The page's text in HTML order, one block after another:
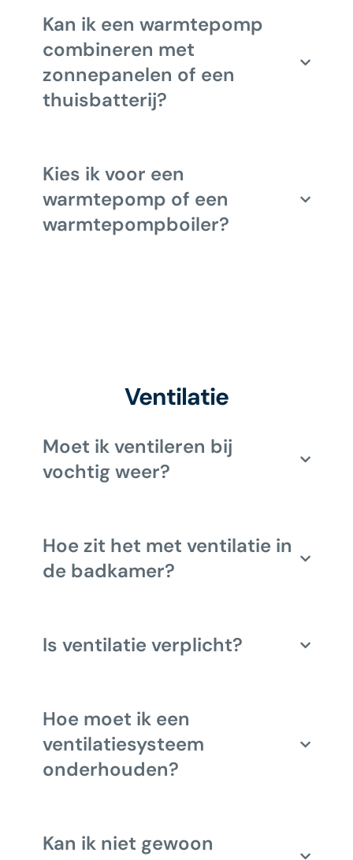
Kan ik een warmtepomp
combineren met
zonnepanelen of een
thuisbatterij?
Kies ik voor een
warmtepomp of een
warmtepompboiler?
Ventilatie
Moet ik ventileren bij
vochtig weer?
Hoe zit het met ventilatie in
de badkamer?
Is ventilatie verplicht?
Hoe moet ik een
ventilatiesysteem
onderhouden?
Kan ik niet gewoon